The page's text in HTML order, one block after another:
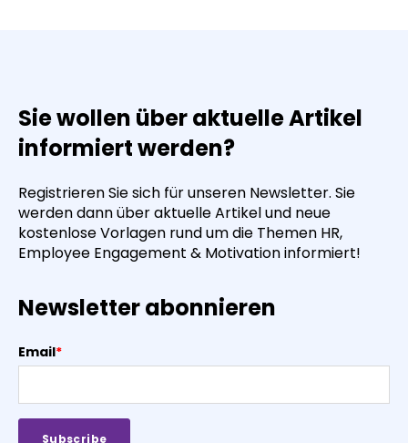
Sie wollen über aktuelle Artikel
informiert werden?
Registrieren Sie sich für unseren Newsletter. Sie
werden dann über aktuelle Artikel und neue
kostenlose Vorlagen rund um die Themen HR,
Employee Engagement & Motivation informiert!
Newsletter abonnieren
Email*